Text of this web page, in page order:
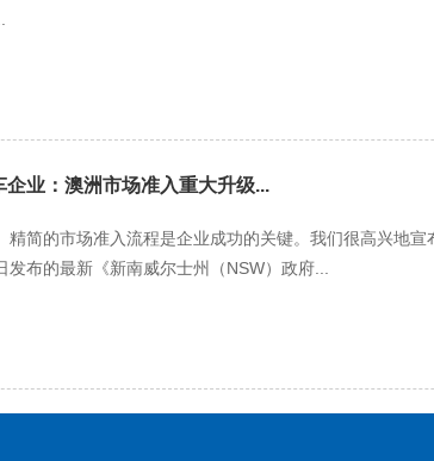
企业：澳洲市场准入重大升级...
精简的市场准入流程是企业成功的关键。我们很高兴地
布的最新《新南威尔士州（NSW）政府...